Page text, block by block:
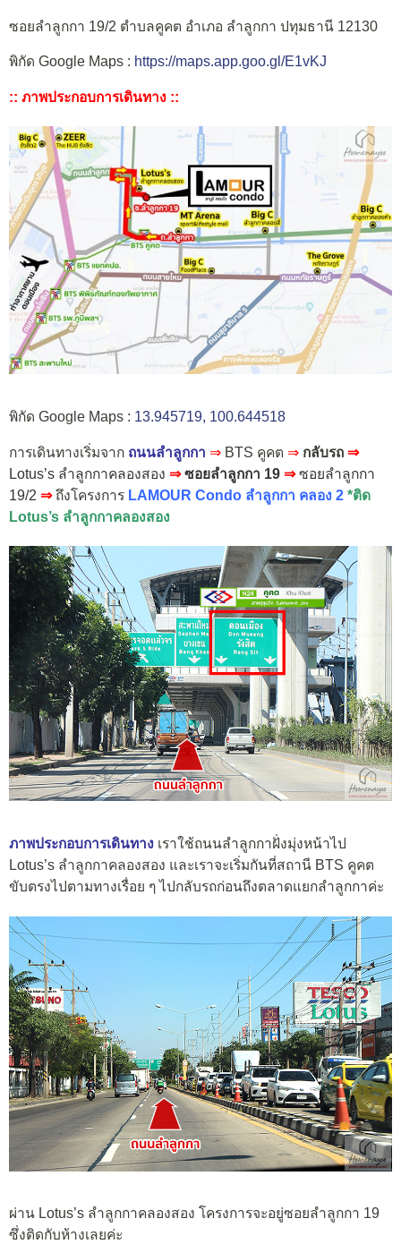
ซอยลำลูกกา 19/2 ตำบลคูคต อำเภอ ลำลูกกา ปทุมธานี 12130
พิกัด Google Maps : https://maps.app.goo.gl/E1vKJ
:: ภาพประกอบการเดินทาง ::
พิกัด Google Maps : 13.945719, 100.644518
การเดินทางเริ่มจาก ถนนลำลูกกา ⇒ BTS คูคต ⇒ กลับรถ ⇒
Lotus’s ลำลูกกาคลองสอง ⇒ ซอยลำลูกกา 19 ⇒ซอยลำลูกกา
19/2 ⇒ถึงโครงการ LAMOUR Condo ลำลูกกา คลอง 2 *ติด
Lotus’s ลำลูกกาคลองสอง
ภาพประกอบการเดินทาง เราใช้ถนนลำลูกกาฝั่งมุ่งหน้าไป
Lotus’s ลำลูกกาคลองสอง และเราจะเริ่มกันที่สถานี BTS คูคต
ขับตรงไปตามทางเรื่อย ๆ ไปกลับรถก่อนถึงตลาดแยกลำลูกกาค่ะ
ผ่าน Lotus’s ลำลูกกาคลองสอง โครงการจะอยู่ซอยลำลูกกา 19
ซึ่งติดกับห้างเลยค่ะ